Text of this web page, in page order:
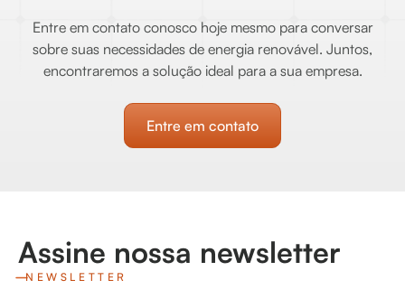
Entre em contato conosco hoje mesmo para conversar
sobre suas necessidades de energia renovável. Juntos,
encontraremos a solução ideal para a sua empresa.
Entre em contato
Assine nossa newsletter
NEWSLETTER